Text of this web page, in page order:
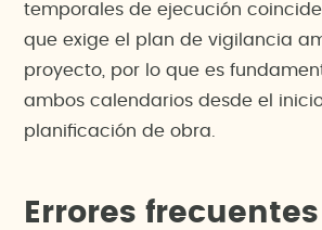
temporales de ejecución
que exige el plan de vigilancia
proyecto, por lo que es
ambos calendarios desde el
planificación de obra.
Errores frecuentes